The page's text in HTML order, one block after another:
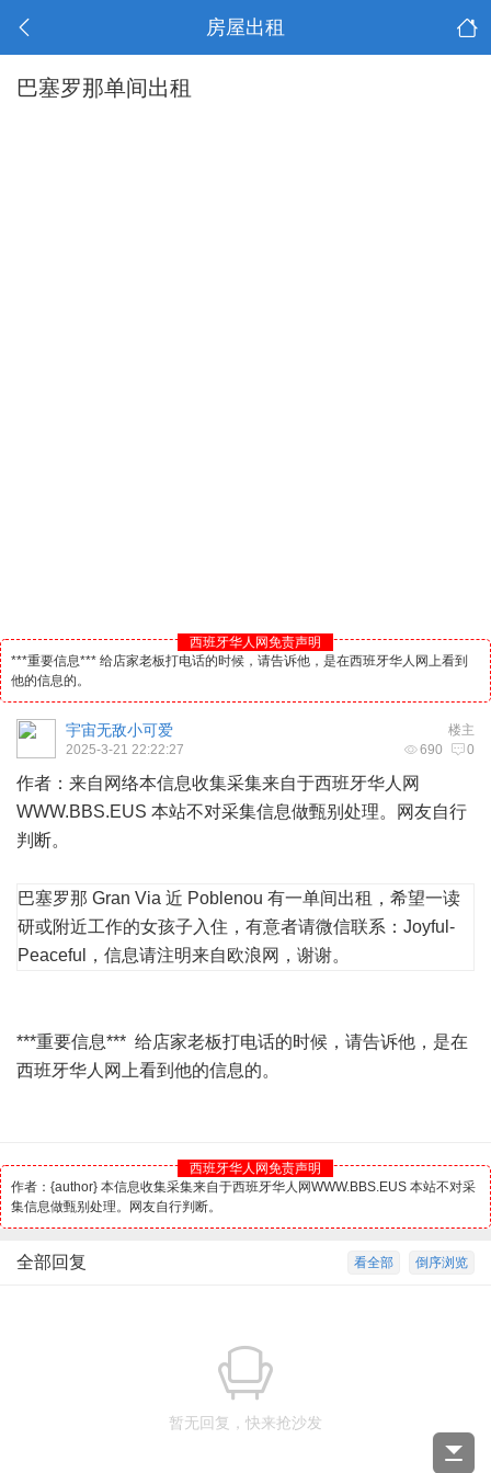
房屋出租
巴塞罗那单间出租
西班牙华人网免责声明
***重要信息*** 给店家老板打电话的时候，请告诉他，是在西班牙华人网上看到
他的信息的。
楼主
宇宙无敌小可爱
690 0
2025-3-21 22:22:27
作者：来自网络本信息收集采集来自于西班牙华人 网
WWW.BBS.EUS 本站不对采集信息做甄别处理。网友自行
判断。
巴塞罗那 Gran Via 近 Poblenou 有一单间出租，希望一读
研或附近工作的女孩子入住，有意者请微信联系：Joyful-
Peaceful，信息请注明来自欧浪网，谢谢。
***重要信息*** 给店家老板打电话的时候，请告诉他，是在
西班牙华人网上看到他的信息的。
西班牙华人网免责声明
作者：{author} 本信息收集采集来自于西班牙华人网WWW.BBS.EUS 本站不对采
集信息做甄别处理。网友自行判断。
倒序浏览
看全部
全部回复
暂无回复，快来抢沙发